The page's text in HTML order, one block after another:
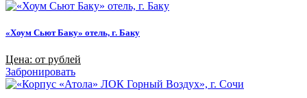
«Хоум Сьют Баку» отель, г. Баку
Цена: от рублей
Забронировать